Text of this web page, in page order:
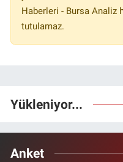
Haberleri - Bursa Analiz
tutulamaz.
Yükleniyor...
Anket